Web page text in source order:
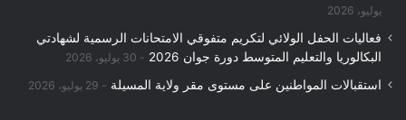
يوليو، 2026
فعاليات الحفل الولائي لتكريم متفوقي الامتحانات الرسمية لشهادتي
البكالوريا والتعليم المتوسط دورة جوان 2026
30 يوليو، 2026
استقبالات المواطنين على مستوى مقر ولاية المسيلة 29 يوليو، 2026